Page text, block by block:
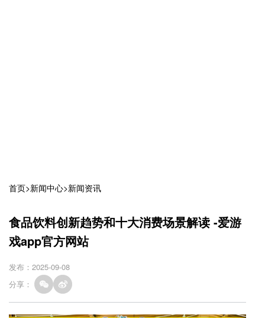
首页>新闻中心>新闻资讯
食品饮料创新趋势和十大消费场景解读 -爱游
戏app官方网站
发布：2025-09-08
分享：